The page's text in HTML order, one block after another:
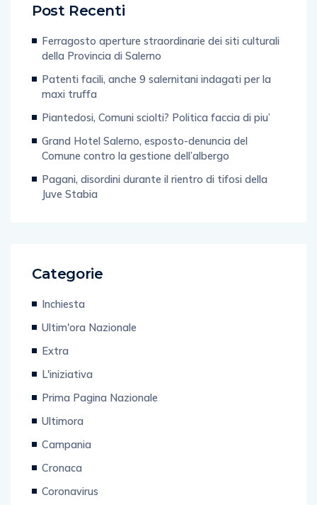
Post Recenti
Ferragosto aperture straordinarie dei siti culturali
della Provincia di Salerno
Patenti facili, anche 9 salernitani indagati per la
maxi truffa
Piantedosi, Comuni sciolti? Politica faccia di piu’
Grand Hotel Salerno, esposto-denuncia del
Comune contro la gestione dell’albergo
Pagani, disordini durante il rientro di tifosi della
Juve Stabia
Categorie
Inchiesta
Ultim'ora Nazionale
Extra
L'iniziativa
Prima Pagina Nazionale
Ultimora
Campania
Cronaca
Coronavirus